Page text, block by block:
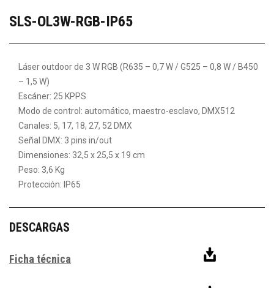
SLS-OL3W-RGB-IP65
Láser outdoor de 3 W RGB (R635 – 0,7 W / G525 – 0,8 W / B450
– 1,5 W)
Escáner: 25 KPPS
Modo de control: automático, maestro-esclavo, DMX512
Canales: 5, 17, 18, 27, 52 DMX
Señal DMX: 3 pins in/out
Dimensiones: 32,5 x 25,5 x 19 cm
Peso: 3,6 Kg
Protección: IP65
DESCARGAS
Ficha técnica